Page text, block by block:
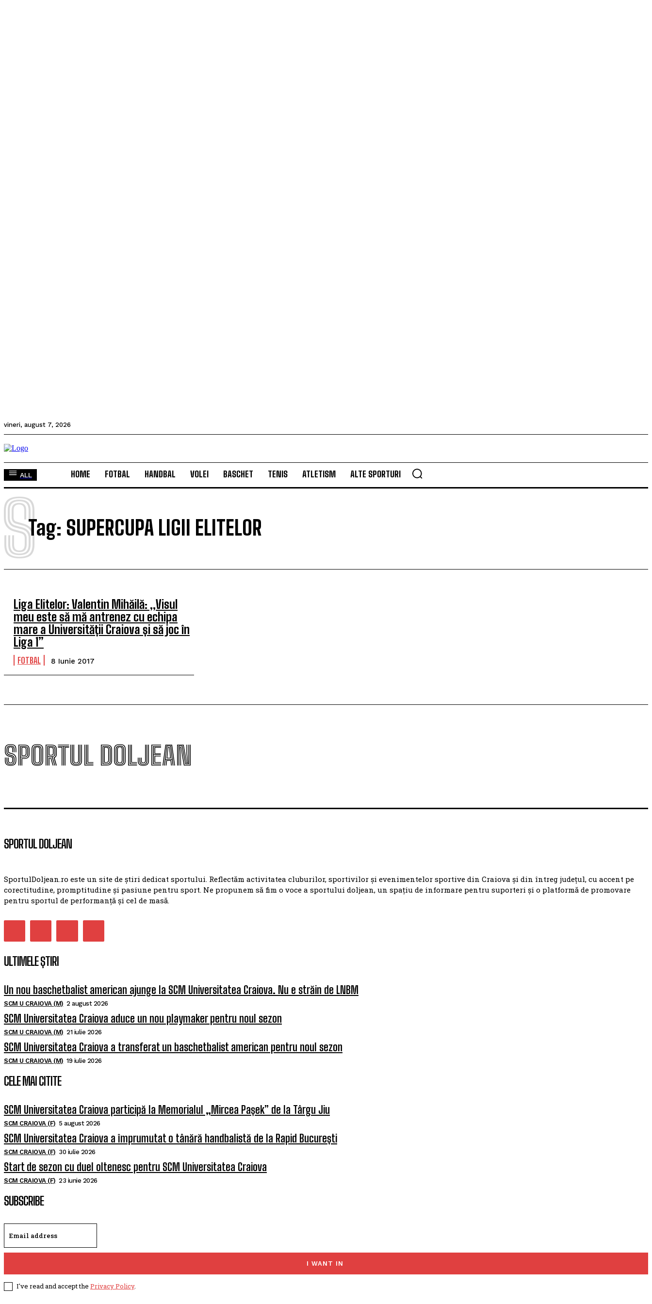
vineri, august 7, 2026
ALL HOME FOTBAL HANDBAL VOLEI BASCHET TENIS ATLETISM ALTE SPORTURI
Tag: SUPERCUPA LIGII ELITELOR
S
Liga Elitelor: Valentin Mihăilă: „Visul
meu este să mă antrenez cu echipa
mare a Universității Craiova și să joc în
Liga 1”
FOTBAL 8 Iunie 2017
SPORTUL DOLJEAN
SPORTUL DOLJEAN
SportulDoljean.ro este un site de știri dedicat sportului. Reflectăm activitatea cluburilor, sportivilor și evenimentelor sportive din Craiova și din întreg județul, cu accent pe
corectitudine, promptitudine și pasiune pentru sport. Ne propunem să fim o voce a sportului doljean, un spațiu de informare pentru suporteri și o platformă de promovare
pentru sportul de performanță și cel de masă.
ULTIMELE ȘTIRI
Un nou baschetbalist american ajunge la SCM Universitatea Craiova. Nu e străin de LNBM
SCM U CRAIOVA (M) 2 august 2026
SCM Universitatea Craiova aduce un nou playmaker pentru noul sezon
SCM U CRAIOVA (M) 21 iulie 2026
SCM Universitatea Craiova a transferat un baschetbalist american pentru noul sezon
SCM U CRAIOVA (M) 19 iulie 2026
CELE MAI CITITE
SCM Universitatea Craiova participă la Memorialul „Mircea Pașek” de la Târgu Jiu
SCM CRAIOVA (F) 5 august 2026
SCM Universitatea Craiova a împrumutat o tânără handbalistă de la Rapid București
SCM CRAIOVA (F) 30 iulie 2026
Start de sezon cu duel oltenesc pentru SCM Universitatea Craiova
SCM CRAIOVA (F) 23 iunie 2026
SUBSCRIBE
I WANT IN
I've read and accept the Privacy Policy.